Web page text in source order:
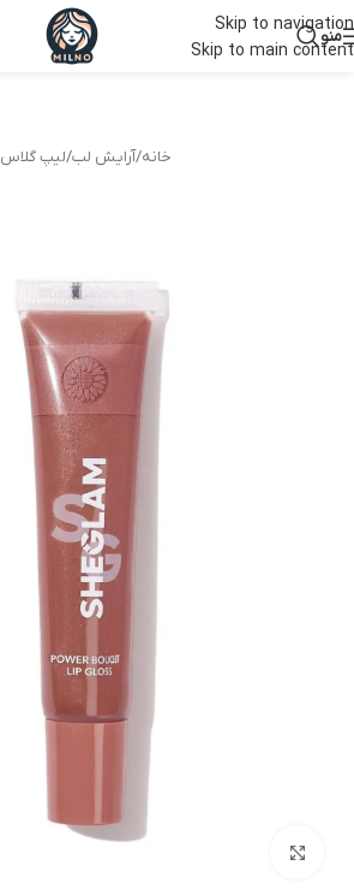
Skip to navigation
Skip to main content
منو
خانه/آرایش لب/لیپ گلاس